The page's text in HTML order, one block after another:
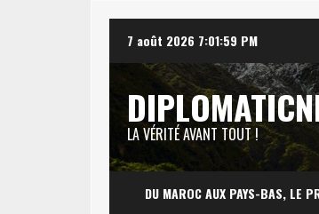
content
7 août 2026 7:02:00 PM
LA VÉRITÉ AVANT TOUT !
DU MAROC AUX PAYS-BAS, LE